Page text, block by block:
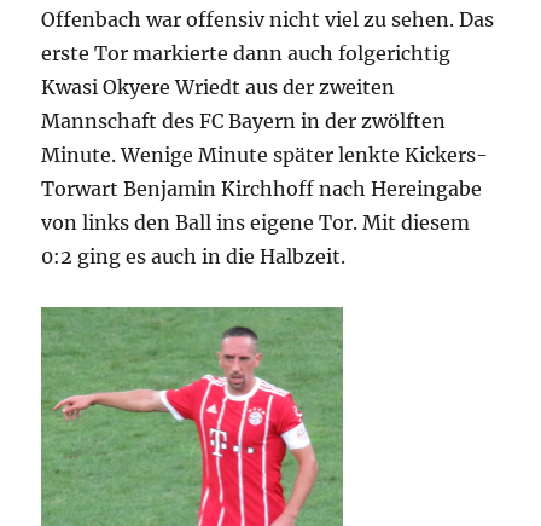
Offenbach war offensiv nicht viel zu sehen. Das
erste Tor markierte dann auch folgerichtig
Kwasi Okyere Wriedt aus der zweiten
Mannschaft des FC Bayern in der zwölften
Minute. Wenige Minute später lenkte Kickers-
Torwart Benjamin Kirchhoff nach Hereingabe
von links den Ball ins eigene Tor. Mit diesem
0:2 ging es auch in die Halbzeit.